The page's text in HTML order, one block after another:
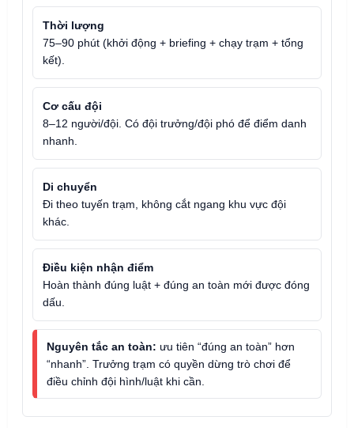
Thời lượng
75–90 phút (khởi động + briefing + chạy trạm + tổng
kết).
Cơ cấu đội
8–12 người/đội. Có đội trưởng/đội phó để điểm danh
nhanh.
Di chuyển
Đi theo tuyến trạm, không cắt ngang khu vực đội
khác.
Điều kiện nhận điểm
Hoàn thành đúng luật + đúng an toàn mới được đóng
dấu.
Nguyên tắc an toàn: ưu tiên “đúng an toàn” hơn
“nhanh”. Trưởng trạm có quyền dừng trò chơi để
điều chỉnh đội hình/luật khi cần.